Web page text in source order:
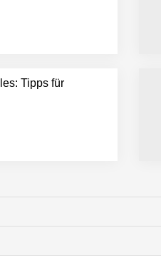
Tipps für